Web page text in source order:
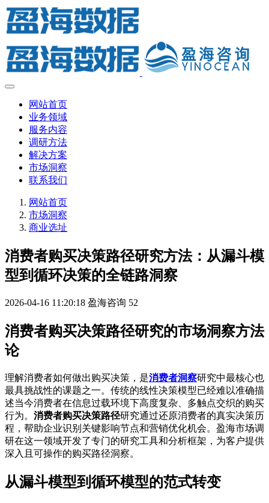
网站首页
业务领域
服务内容
调研方法
解决方案
市场洞察
联系我们
网站首页
市场洞察
商业选址
消费者购买决策路径研究方法：从漏斗模
型到循环决策的全链路洞察
2026-04-16 11:20:18 盈海咨询 52
消费者购买决策路径研究的市场洞察方法
论
理解消费者如何做出购买决策，是消费者洞察研究中最核心也
最具挑战性的课题之一。传统的线性决策模型已经难以准确描
述当今消费者在信息过载环境下高度复杂、多触点交织的购买
行为。 消费者购买决策路径研究通过还原消费者的真实决策历
程，帮助企业识别关键影响节点和营销优化机会。盈海市场调
研在这一领域开发了专门的研究工具和分析框架，为客户提供
深入且可操作的购买路径洞察。
从漏斗模型到循环模型的范式转变